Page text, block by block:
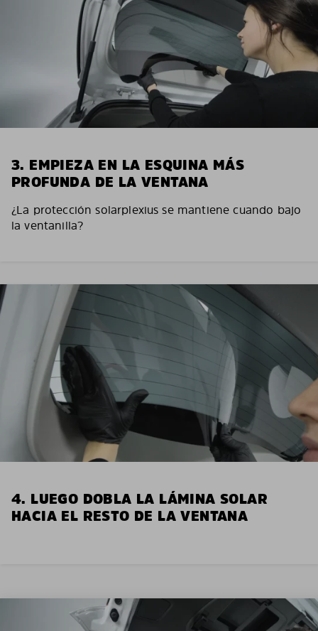
3. EMPIEZA EN LA ESQUINA MÁS
PROFUNDA DE LA VENTANA
¿La protección solarplexius se mantiene cuando bajo
la ventanilla?
4. LUEGO DOBLA LA LÁMINA SOLAR
HACIA EL RESTO DE LA VENTANA